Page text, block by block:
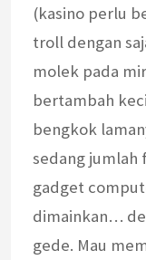
(kasino perlu
troll dengan
molek pada
bertambah
bengkok
sedang jumlah
gadget
dimainkan…
gede. Mau